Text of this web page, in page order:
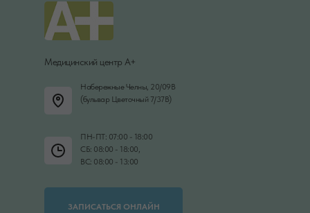
Медицинский центр А+
Набережные Челны, 20/09В
(бульвар Цветочный 7/37В)
ПН-ПТ: 07:00 - 18:00
СБ: 08:00 - 18:00,
ВС: 08:00 - 13:00
ЗАПИСАТЬСЯ ОНЛАЙН